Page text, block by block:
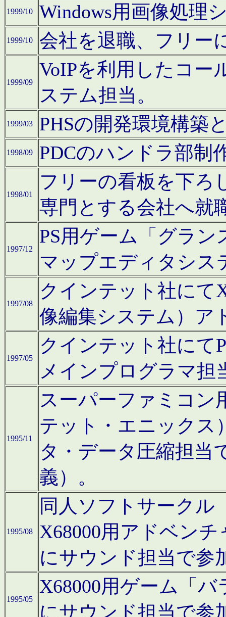
1999/10 Windows用画像処理
1999/10 会社を退職、フリー
1999/09
VoIPを利用したコー
ステム担当。
1999/03 PHSの開発環境構築
1998/09 PDCのハンドラ部制
1998/01
フリーの看板を下ろ
専門とする会社へ就
1997/12
PS用ゲーム「グラン
マップエディタシス
1997/08
クインテット社にて
像編集システム）ア
1997/05
クインテット社にて
メインプログラマ担
1995/11
スーパーファミコン
テット・エニックス
タ・データ圧縮担当
義）。
1995/08
同人ソフトサークル
X68000用アドベン
にサウンド担当で参
1995/05
X68000用ゲーム「
にサウンド担当で参